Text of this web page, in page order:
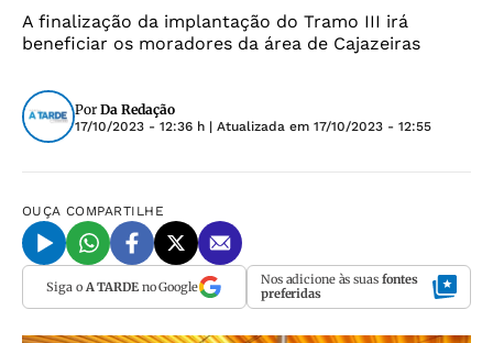
A finalização da implantação do Tramo III irá
beneficiar os moradores da área de Cajazeiras
Por Da Redação
17/10/2023 - 12:36 h | Atualizada em 17/10/2023 - 12:55
OUÇA COMPARTILHE
Siga o A TARDEno Google Nos adicione às suas fontes
preferidas